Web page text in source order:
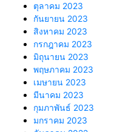
ตุลาคม 2023
กันยายน 2023
สิงหาคม 2023
กรกฎาคม 2023
มิถุนายน 2023
พฤษภาคม 2023
เมษายน 2023
มีนาคม 2023
กุมภาพันธ์ 2023
มกราคม 2023